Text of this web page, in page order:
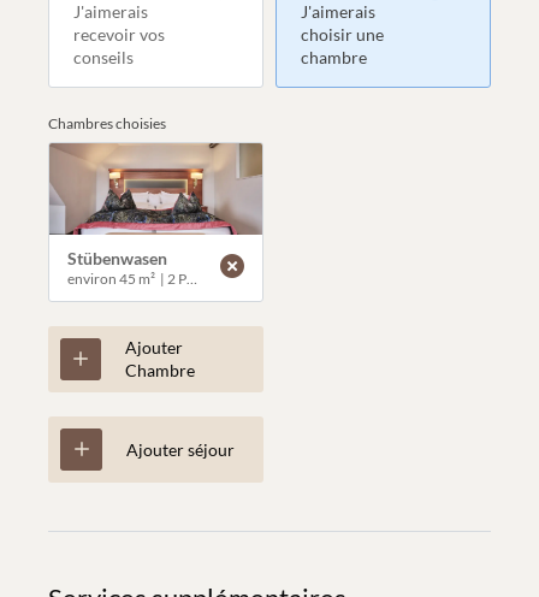
J'aimerais
recevoir vos
conseils
J'aimerais
choisir une
chambre
Chambres choisies
Stübenwasen
environ 45 m² | 2 Personnes
Ajouter
Chambre
Ajouter séjour